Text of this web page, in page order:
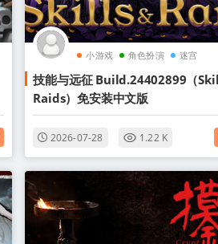
小游戏 角色扮演 迷宫
技能与远征 Build.24402899（
Raids）免安装中文版
2026-07-28 1.22 K